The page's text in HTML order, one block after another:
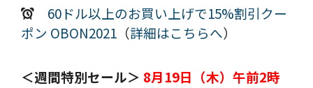
60ドル以上のお買い上げで15%割引クー
ポン OBON2021 （詳細はこちらへ）
＜週間特別セール＞ 8月19日（木）午前2時